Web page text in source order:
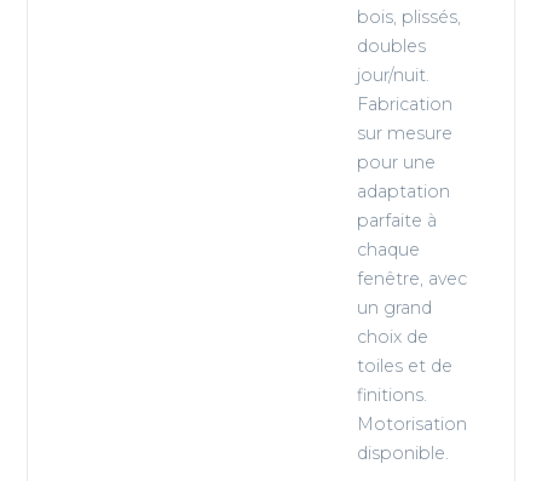
bois, plissés,
doubles
jour/nuit.
Fabrication
sur mesure
pour une
adaptation
parfaite à
chaque
fenêtre, avec
un grand
choix de
toiles et de
finitions.
Motorisation
disponible.